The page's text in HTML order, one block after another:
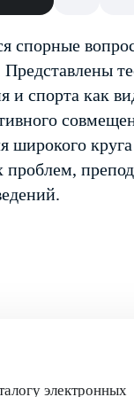
спорные
спорта как
широкого
электронных